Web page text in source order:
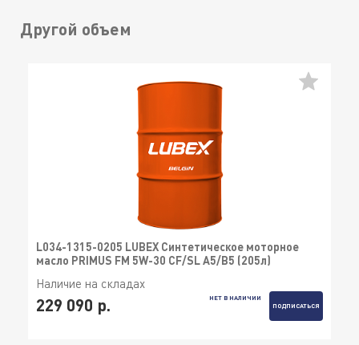
Другой объем
L034-1315-0205 LUBEX Синтетическое моторное
масло PRIMUS FM 5W-30 CF/SL A5/B5 (205л)
Наличие на складах
229 090 р.
НЕТ В НАЛИЧИИ
ПОДПИСАТЬСЯ